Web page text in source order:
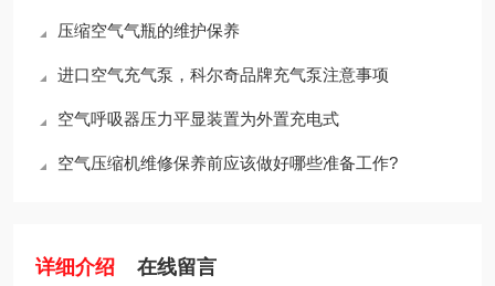
压缩空气气瓶的维护保养
进口空气充气泵，科尔奇品牌充气泵注意事项
空气呼吸器压力平显装置为外置充电式
空气压缩机维修保养前应该做好哪些准备工作?
详细介绍 在线留言